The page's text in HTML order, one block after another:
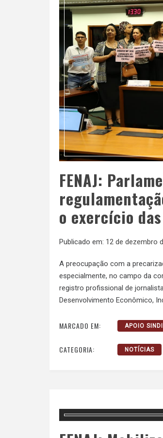
FENAJ:
o exercício
Publicado em: 12 de dezembro
A preocupação com a
especialmente, no campo da
registro profissional de
Desenvolvimento Econômico,
MARCADO EM: APOIO
CATEGORIA: NOTÍCIAS